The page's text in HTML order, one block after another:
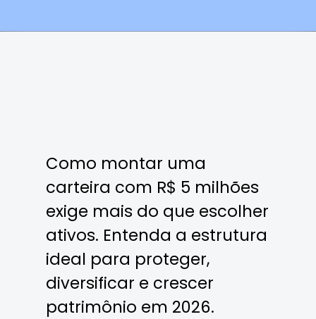
Como montar uma
carteira com R$ 5 milhões
exige mais do que escolher
ativos. Entenda a estrutura
ideal para proteger,
diversificar e crescer
patrimônio em 2026.